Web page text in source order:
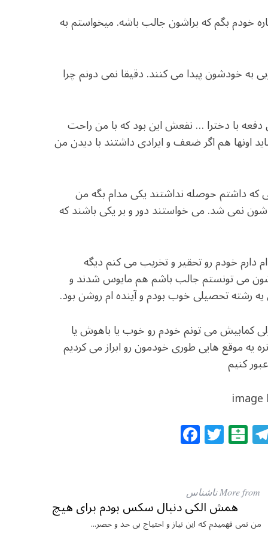
خودم بگم که براشون جالب باشه. میخواستم به
خودشون پیدا می کنند. دقیقا نمی دونم چرا
دفعه با دخترا … نفعش این بود که با من راحت
اونها هم اگر ضعف و ایرادی داشتند با دیدن من
که داشتم حوصله نداشتند یکی مدام بگه من
نمی شد. می خواستند دور و بر یکی باشند که
دارم خودم رو تحقیر و تخریب می کنم دیگه
می تونستم جالب باشم هم مایوس شدند و
رشته تحصیلی خوب بودم و آینده ام روشن بود.
کمابیش می تونم خودم رو خوب یا باهوش یا
یه موقع هایی طوری خودمون رو ابراز می کردیم
کنیم
image
F
a
e
b
T
w
e
r
B
al
ar
in
More from ناشناس
همش الکی دنبال سکس بودم برای هیچ
من نمی فهمیدم که این نیاز و احتیاج بی حد و حصر...